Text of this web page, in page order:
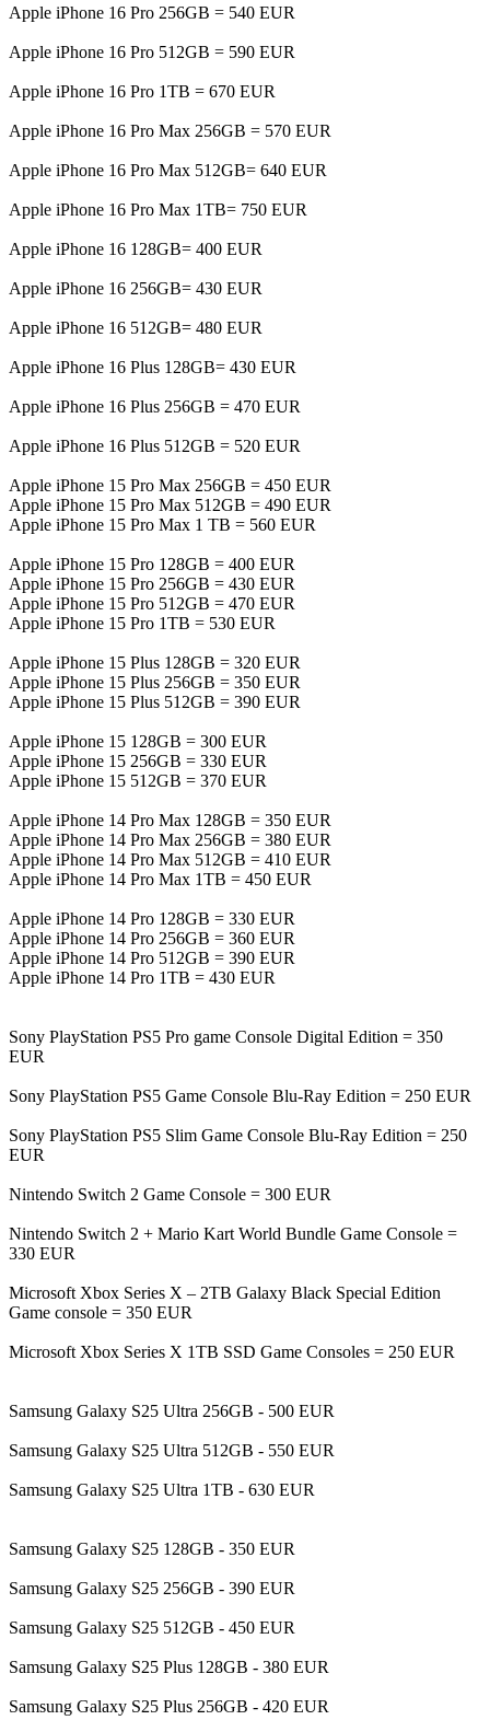
Apple iPhone 16 Pro 256GB = 540 EUR
Apple iPhone 16 Pro 512GB = 590 EUR
Apple iPhone 16 Pro 1TB = 670 EUR
Apple iPhone 16 Pro Max 256GB = 570 EUR
Apple iPhone 16 Pro Max 512GB= 640 EUR
Apple iPhone 16 Pro Max 1TB= 750 EUR
Apple iPhone 16 128GB= 400 EUR
Apple iPhone 16 256GB= 430 EUR
Apple iPhone 16 512GB= 480 EUR
Apple iPhone 16 Plus 128GB= 430 EUR
Apple iPhone 16 Plus 256GB = 470 EUR
Apple iPhone 16 Plus 512GB = 520 EUR
Apple iPhone 15 Pro Max 256GB = 450 EUR
Apple iPhone 15 Pro Max 512GB = 490 EUR
Apple iPhone 15 Pro Max 1 TB = 560 EUR
Apple iPhone 15 Pro 128GB = 400 EUR
Apple iPhone 15 Pro 256GB = 430 EUR
Apple iPhone 15 Pro 512GB = 470 EUR
Apple iPhone 15 Pro 1TB = 530 EUR
Apple iPhone 15 Plus 128GB = 320 EUR
Apple iPhone 15 Plus 256GB = 350 EUR
Apple iPhone 15 Plus 512GB = 390 EUR
Apple iPhone 15 128GB = 300 EUR
Apple iPhone 15 256GB = 330 EUR
Apple iPhone 15 512GB = 370 EUR
Apple iPhone 14 Pro Max 128GB = 350 EUR
Apple iPhone 14 Pro Max 256GB = 380 EUR
Apple iPhone 14 Pro Max 512GB = 410 EUR
Apple iPhone 14 Pro Max 1TB = 450 EUR
Apple iPhone 14 Pro 128GB = 330 EUR
Apple iPhone 14 Pro 256GB = 360 EUR
Apple iPhone 14 Pro 512GB = 390 EUR
Apple iPhone 14 Pro 1TB = 430 EUR
Sony PlayStation PS5 Pro game Console Digital Edition = 350
EUR
Sony PlayStation PS5 Game Console Blu-Ray Edition = 250 EUR
Sony PlayStation PS5 Slim Game Console Blu-Ray Edition = 250
EUR
Nintendo Switch 2 Game Console = 300 EUR
Nintendo Switch 2 + Mario Kart World Bundle Game Console =
330 EUR
Microsoft Xbox Series X – 2TB Galaxy Black Special Edition
Game console = 350 EUR
Microsoft Xbox Series X 1TB SSD Game Consoles = 250 EUR
Samsung Galaxy S25 Ultra 256GB - 500 EUR
Samsung Galaxy S25 Ultra 512GB - 550 EUR
Samsung Galaxy S25 Ultra 1TB - 630 EUR
Samsung Galaxy S25 128GB - 350 EUR
Samsung Galaxy S25 256GB - 390 EUR
Samsung Galaxy S25 512GB - 450 EUR
Samsung Galaxy S25 Plus 128GB - 380 EUR
Samsung Galaxy S25 Plus 256GB - 420 EUR